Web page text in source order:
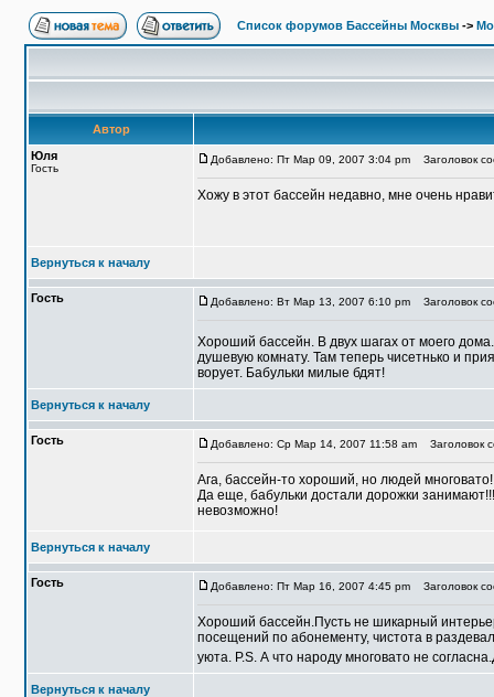
Список форумов Бассейны Москвы ->
Автор
Юля
Гость
Добавлено: Пт Мар 09, 2007 3:04 pm Заголовок
Хожу в этот бассейн недавно, мне очень
Вернуться к началу
Гость Добавлено: Вт Мар 13, 2007 6:10 pm Заголовок
Хороший бассейн. В двух шагах от моего
душевую комнату. Там теперь чисетнько и
ворует. Бабульки милые бдят!
Вернуться к началу
Гость Добавлено: Ср Мар 14, 2007 11:58 am Заголовок
Ага, бассейн-то хороший, но людей многовато!
Да еще, бабульки достали дорожки
невозможно!
Вернуться к началу
Гость Добавлено: Пт Мар 16, 2007 4:45 pm Заголовок
Хороший бассейн.Пусть не шикарный
посещений по абонементу, чистота в
уюта. P.S. А что народу многовато не
Вернуться к началу